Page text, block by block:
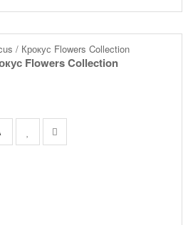
Flowers Collection